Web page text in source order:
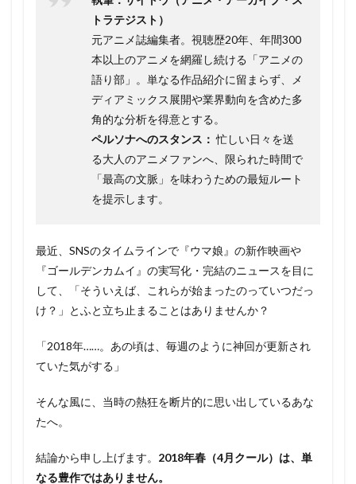
トラテジスト）
元アニメ誌編集者。視聴歴20年、年間300
本以上のアニメを網羅し続ける「アニメの
語り部」。単なる作品紹介に留まらず、メ
ディアミックス展開や業界動向を含めた多
角的な分析を得意とする。
ペルソナへのスタンス： 忙しい日々を送
る大人のアニメファンへ、限られた時間で
「最高の文脈」を味わうための最短ルート
を提示します。
最近、SNSのタイムラインで『ウマ娘』の新作映画や
『ゴールデンカムイ』の実写化・完結のニュースを目に
して、「そういえば、これらが始まったのっていつだっ
け？」とふと立ち止まることはありませんか？
「2018年……。あの頃は、毎週のように神回が更新され
ていた気がする」
そんな風に、当時の熱狂を断片的に思い出しているあな
たへ。
結論から申し上げます。 2018年春（4月クール）は、単
なる豊作ではありません。